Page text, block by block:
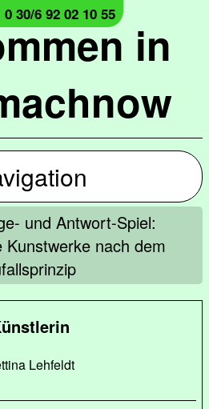
in
30/6 92 02 10 55
und Antwort-Spiel:
Kunstwerke nach dem
Lehfeldt